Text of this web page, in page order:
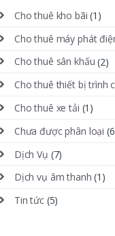
Cho thuê kho bãi (1)
Cho thuê máy phát
Cho thuê sân khấu (2)
Cho thuê thiết bị trình
Cho thuê xe tải (1)
Chưa được phân loại
Dịch Vụ (7)
Dịch vụ âm thanh (1)
Tin tức(5)